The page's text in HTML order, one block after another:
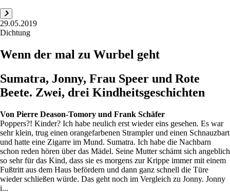
29.05.2019
Dichtung
Wenn der mal zu Wurbel geht
Sumatra, Jonny, Frau Speer und Rote
Beete. Zwei, drei Kindheitsgeschichten
Von Pierre Deason-Tomory und Frank Schäfer
Poppers?! Kinder? Ich habe neulich erst wieder eins gesehen. Es war
sehr klein, trug einen orangefarbenen Strampler und einen Schnauzbart
und hatte eine Zigarre im Mund. Sumatra. Ich habe die Nachbarn
schon reden hören über das Mädel. Seine Mutter schämt sich angeblich
so sehr für das Kind, dass sie es morgens zur Krippe immer mit einem
Fußtritt aus dem Haus befördern und dann ganz schnell die Türe
wieder schließen würde. Das geht noch im Vergleich zu Jonny. Jonny
i...